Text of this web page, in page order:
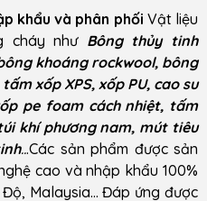
khẩu và phân phối Vật liệu
cháy như Bông thủy tinh
khoáng rockwool, bông
xốp XPS, xốp PU, cao su
pe foam cách nhiệt, tấm
khí phương nam, mút tiêu
...Các sản phẩm được sản
cao và nhập khẩu 100%
Độ, Malaysia… Đáp ứng được